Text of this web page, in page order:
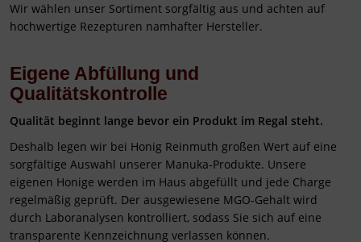
Wir wählen unser Sortiment sorgfältig aus und achten auf
hochwertige Rezepturen namhafter Hersteller.
Eigene Abfüllung und
Qualitätskontrolle
Qualität beginnt lange bevor ein Produkt im Regal steht.
Deshalb legen wir bei Honig Reinmuth großen Wert auf eine
sorgfältige Auswahl unserer Manuka-Produkte. Unsere
eigenen Honige werden im Haus abgefüllt und jede Charge
regelmäßig geprüft. Der ausgewiesene MGO-Gehalt wird
durch Laboranalysen kontrolliert, sodass Sie sich auf eine
transparente Kennzeichnung verlassen können.